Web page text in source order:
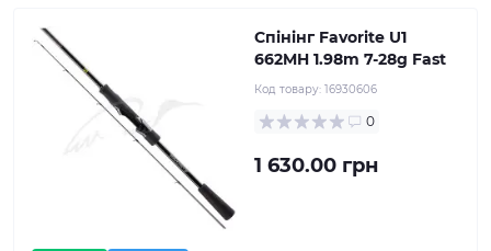
Спінінг Favorite U1
662MH 1.98m 7-28g Fast
Код товару: 16930606
0
1 630.00 грн